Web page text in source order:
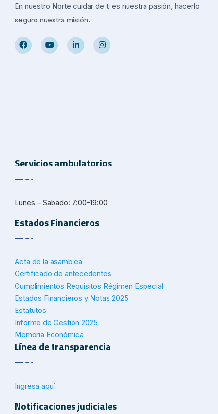
En nuestro Norte cuidar de ti es nuestra pasión, hacerlo
seguro nuestra misión.
Servicios ambulatorios
Lunes – Sabado: 7:00-19:00
Estados Financieros
Acta de la asamblea
Certificado de antecedentes
Cumplimientos Requisitos Régimen Especial
Estados Financieros y Notas 2025
Estatutos
Informe de Gestión 2025
Memoria Económica
Línea de transparencia
Ingresa aquí
Notificaciones judiciales